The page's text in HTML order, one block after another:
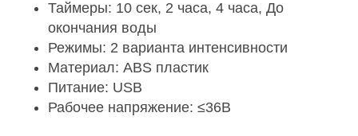
Таймеры: 10 сек, 2 часа, 4 часа, До
окончания воды
Режимы: 2 варианта интенсивности
Материал: ABS пластик
Питание: USB
Рабочее напряжение: ≤36В